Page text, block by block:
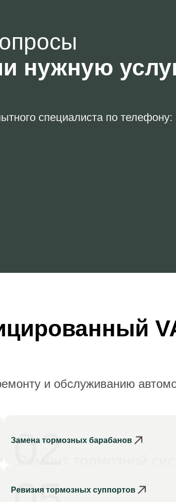
нужную
специалиста по телефону:
и обслуживанию
02
Замена тормозных барабанов
Ревизия тормозных суппортов